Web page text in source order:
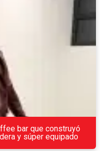
bar que construyó
y súper equipado